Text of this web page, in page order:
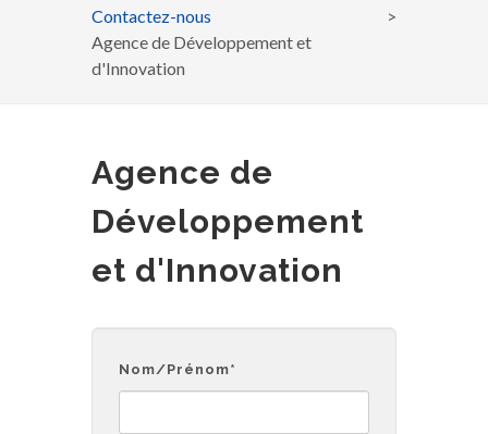
d'Ariane
Contactez-nous
Agence de Développement et
d'Innovation
Agence de
Développement
et d'Innovation
Nom/Prénom*